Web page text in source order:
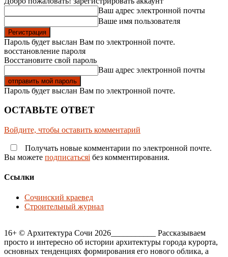
Ваш адрес электронной почты
Ваше имя пользователя
Пароль будет выслан Вам по электронной почте.
восстановление пароля
Восстановите свой пароль
Ваш адрес электронной почты
Пароль будет выслан Вам по электронной почте.
ОСТАВЬТЕ ОТВЕТ
Войдите, чтобы оставить комментарий
Получать новые комментарии по электронной почте.
Вы можете подписатьсяi без комментирования.
Ссылки
Сочинский краевед
Строительный журнал
16+ © Архитектура Сочи 2026___________ Рассказываем
просто и интересно об истории архитектуры города курорта,
основных тенденциях формирования его нового облика, а